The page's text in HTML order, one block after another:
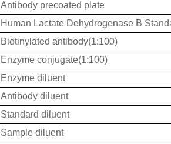
Antibody precoated plate
Human Lactate Dehydrogenase B
Biotinylated antibody(1:100)
Enzyme conjugate(1:100)
Enzyme diluent
Antibody diluent
Standard diluent
Sample diluent